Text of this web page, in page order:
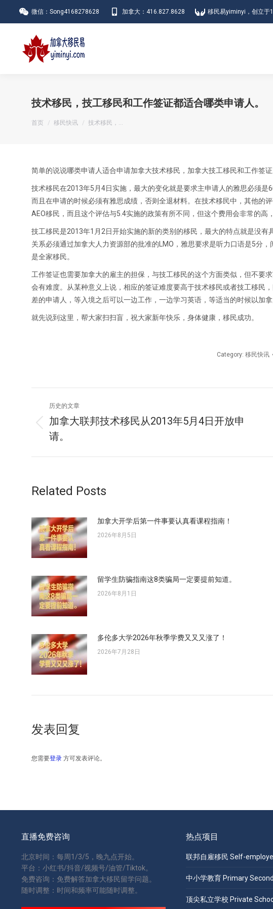
微信：Song4168278628 加拿大：416.827.8628 移民易yiminyi，创立于
技术移民，技工移民和工作签证都适合哪类申请人。
您在这里：
首页 移民快讯 技术移民，…
简单的说说哪类申请人适合申请加拿大技术移民，加拿大技工移民和工作签证
技术移民在2013年5月4日实施，最大的变化就是要求主申请人的雅思必须
而且在申请的时候必须有雅思成绩，否则全退材料。在技术移民中，其他的
AEO移民，而且这个评估与5.4实施的政策有所不同，但这个费用会非常的高
技工移民是2013年1月2日开始实施的新的类别的移民，最大的特点就是没
关系必须通过加拿大人力资源部的批准的LMO，雅思要求是听力口语是5分
是全家移民。
工作签证也需要加拿大的雇主的担保，与技工移民的这个方面类似，但不要
会有难度。从某种意义上说，相应的签证难度要高于技术移民或者技工移民
差的申请人，等入境之后可以一边工作，一边学习英语，等适当的时候以加
就先说到这里，帮大家扫扫盲，祝大家新年快乐，身体健康，移民成功。
Category: 移民快讯
章
历史的文章
历
史
加拿大联邦技术移民从2013年5月4日开放申
请。
Related Posts
加拿大开学后第一件事要认真看课程指南！
2026年8月5日
留学生防骗指南这8类骗局一定要提前知道。
2026年8月1日
多伦多大学2026年秋季学费又又又涨了！
2026年7月28日
发表回复
您需要登录 方可发表评论。
直播免费咨询
北京时间：每周1/3/5，晚九点开始。
平台：小红书/抖音/视频号/油管/Tiktok。
免费咨询：免费解答加拿大移民留学问题。
随时调整：时间和频率可能随时调整。
热点项目
联邦自雇移民 Self-
中小学教育 Primary
顶尖私立学校 Private